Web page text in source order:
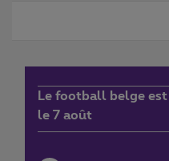
Le football belge
le 7 août